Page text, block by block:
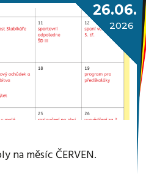
26.06.
2026
na měsíc ČERVEN.